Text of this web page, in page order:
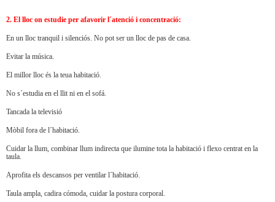
2. El lloc on estudie per afavorir l´atenció i concentració:
En un lloc tranquil i silenciós. No pot ser un lloc de pas de casa.
Evitar la música.
El millor lloc és la teua habitació.
No s´estudia en el llit ni en el sofá.
Tancada la televisió
Mòbil fora de l´habitació.
Cuidar la llum, combinar llum indirecta que ilumine tota la habitació i flexo centrat en la
taula.
Aprofita els descansos per ventilar l´habitació.
Taula ampla, cadira cómoda, cuidar la postura corporal.